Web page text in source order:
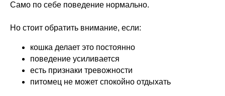
Само по себе поведение нормально.
Но стоит обратить внимание, если:
кошка делает это постоянно
поведение усиливается
есть признаки тревожности
питомец не может спокойно отдыхать